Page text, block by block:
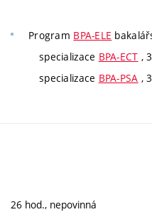
Program BPA-ELE
specializace BPA-ECT ,
specializace BPA-PSA ,
26 hod., nepovinná